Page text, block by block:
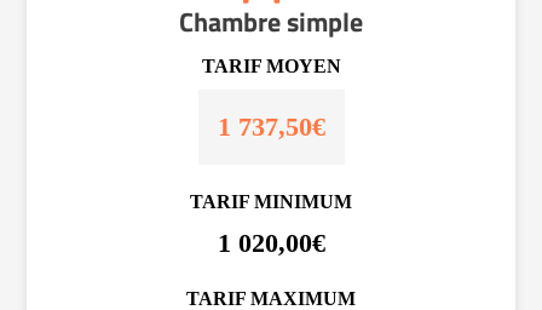
Chambre simple
TARIF MOYEN
1 737,50€
TARIF MINIMUM
1 020,00€
TARIF MAXIMUM